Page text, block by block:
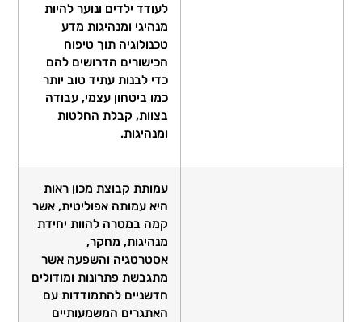
לעודד ילדים ונוער להיות
מנהיגי ומנהיגות מדע
טכנולוגיה תוך טיפוח
הכישורים הדרושים להם
כדי לבנות עתיד טוב יותר
כמו ביטחון עצמי, עבודה
בצוות, קבלת החלטות
ומנהיגות.
עמותת קבוצת מכון ראות
היא עמותה אפוליטית, אשר
קמה במטרה להוות יחידת
מנהיגות, מחקר,
אסטרטגיה והשפעה אשר
מתגבשת פתרונות ומודולים
חדשניים להתמודדות עם
האתגרים המשמעותיים